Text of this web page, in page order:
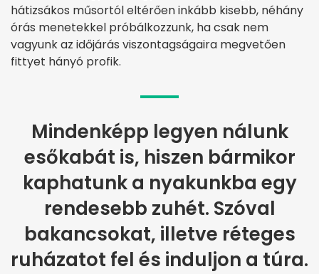
hátizsákos műsortól eltérően inkább kisebb, néhány
órás menetekkel próbálkozzunk, ha csak nem
vagyunk az időjárás viszontagságaira megvetően
fittyet hányó profik.
Mindenképp legyen nálunk
esőkabát is, hiszen bármikor
kaphatunk a nyakunkba egy
rendesebb zuhét. Szóval
bakancsokat, illetve réteges
ruházatot fel és induljon a túra.